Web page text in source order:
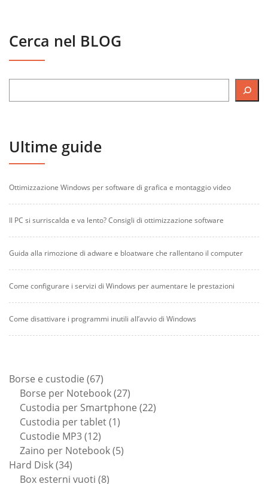
Cerca nel BLOG
Ultime guide
Ottimizzazione Windows per software di grafica e montaggio video
Il PC si surriscalda e va lento? Consigli di ottimizzazione software
Guida alla rimozione di adware e bloatware che rallentano il computer
Come configurare i servizi di Windows per aumentare le prestazioni
Come disattivare i programmi inutili all’avvio di Windows
Borse e custodie 6767
prodotti
Borse per Notebook 2727
prodotti
Custodia per Smartphone 2222
Custodia per tablet 11
Custodie MP3 1212
prodotti
Zaino per Notebook 55
Hard Disk 3434
prodotti
Box esterni vuoti 88